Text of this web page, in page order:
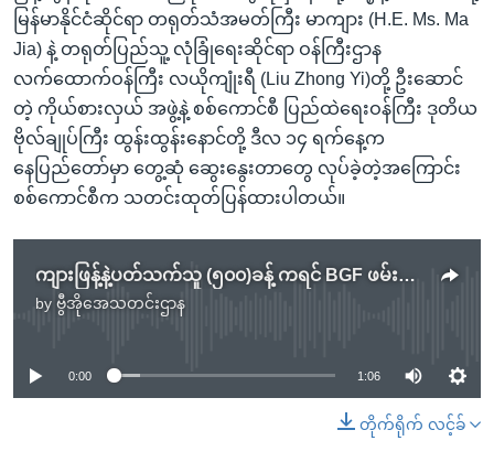
မြန်မာနိုင်ငံဆိုင်ရာ တရုတ်သံအမတ်ကြီး မာကျား (H.E. Ms. Ma
Jia) နဲ့ တရုတ်ပြည်သူ့ လုံခြုံရေးဆိုင်ရာ ဝန်ကြီးဌာန
လက်ထောက်ဝန်ကြီး လယိုကျုံးရီ (Liu Zhong Yi)တို့ ဦးဆောင်
တဲ့ ကိုယ်စားလှယ် အဖွဲ့နဲ့ စစ်ကောင်စီ ပြည်ထဲရေးဝန်ကြီး ဒုတိယ
ဗိုလ်ချုပ်ကြီး ထွန်းထွန်းနောင်တို့ ဒီလ ၁၄ ရက်နေ့က
နေပြည်တော်မှာ တွေ့ဆုံ ဆွေးနွေးတာတွေ လုပ်ခဲ့တဲ့အကြောင်း
စစ်ကောင်စီက သတင်းထုတ်ပြန်ထားပါတယ်။
ကျားဖြန့်နဲ့ပတ်သက်သူ (၅၀၀)ခန့် ကရင် BGF ဖမ်းဆီး
by ဗွီအိုအေသတင်းဌာန
No media source currently available
0:00 1:06
တိုက်ရိုက် လင့်ခ်